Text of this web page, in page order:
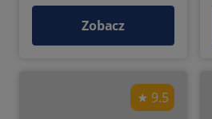
Zobacz
9.5